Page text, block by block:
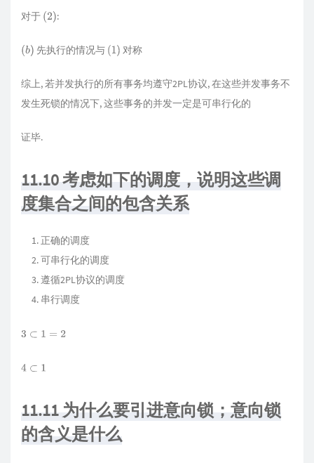
对于 (2) :
(b) 先执行的情况与 (1) 对称
综上, 若并发执行的所有事务均遵守2PL协议, 在这些并发事务不
发生死锁的情况下, 这些事务的并发一定是可串行化的
证毕.
11.10 考虑如下的调度，说明这些调
度集合之间的包含关系
正确的调度
可串行化的调度
遵循2PL协议的调度
串行调度
3 ⊂1= 2
4 ⊂1
11.11 为什么要引进意向锁；意向锁
的含义是什么